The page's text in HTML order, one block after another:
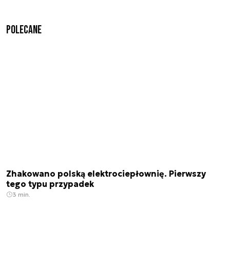
Polecane
Zhakowano polską elektrociepłownię. Pierwszy
tego typu przypadek
3 min.